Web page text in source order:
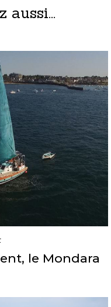
aussi...
le Mondara